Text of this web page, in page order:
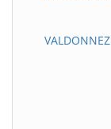
VALDONNEZ